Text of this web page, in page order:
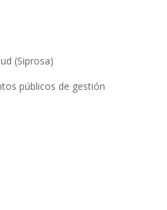
(Siprosa)
públicos de gestión